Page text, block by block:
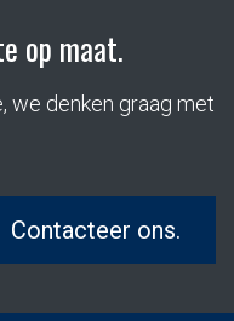
op maat.
we denken graag met
Contacteer ons.